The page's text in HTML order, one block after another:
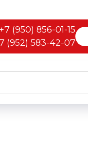
+7 (950) 856-01-15
(952) 583-42-07